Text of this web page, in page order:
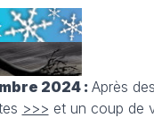
2024 : Après
>>> et un coup de